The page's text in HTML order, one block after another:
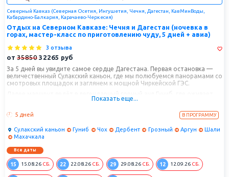
Северный Кавказ (Северная Осетия, Ингушетия, Чечня, Дагестан, КавМинВоды,
Кабардино-Балкария, Карачаево-Черкесия)
Отдых на Северном Кавказе: Чечня и Дагестан (ночевка в
горах, мастер-класс по приготовлению чуду, 5 дней + авиа)
3 отзыва
от 35850 32265 руб
За 5 дней вы увидите самое сердце Дагестана. Первая остановка —
величественный Сулакский каньон, где мы полюбуемся панорамами со
смотровых площадок и заглянем к мощной Чиркейской ГЭС.
история и дух кавказских легенд.
А финальные аккорды — Дербент и Грозный, та самая «вишенка на
торте»: сочетание древних традиций и современного «русского
Дубая». Вас ждут прогулки по знаковым местам и море впечатлений.
Показать еще...
5 дней В ПРОГРАММУ
Сулакский каньон Гуниб Чох Дербент Грозный Аргун
Шали
Махачкала
Все даты
15 15.08.26 СБ. 22 22.08.26 СБ. 29 29.08.26 СБ. 12 12.09.26 СБ.